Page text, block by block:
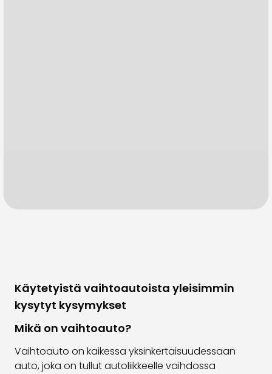
Käytetyistä vaihtoautoista yleisimmin
kysytyt kysymykset
Mikä on vaihtoauto?
Vaihtoauto on kaikessa yksinkertaisuudessaan
auto, joka on tullut autoliikkeelle vaihdossa